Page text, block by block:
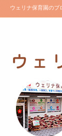
ウェリナ保育園のブ